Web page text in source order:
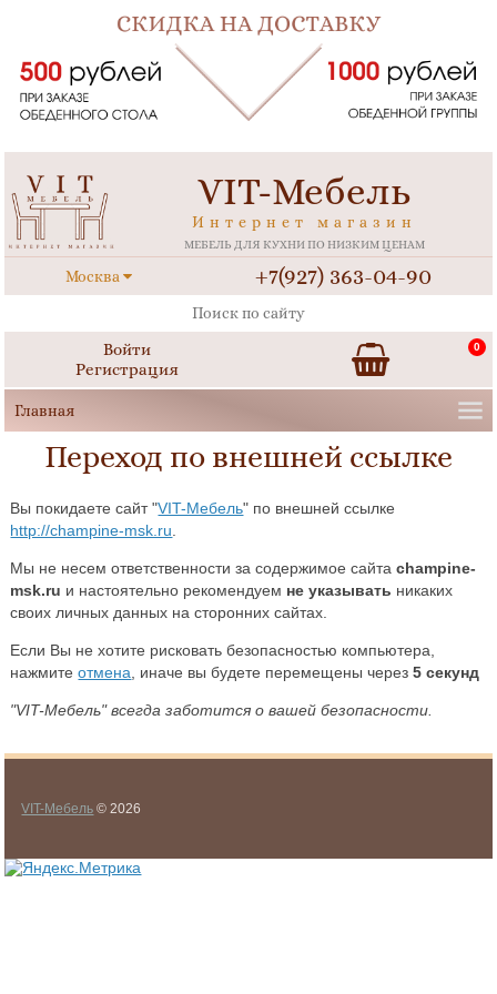
VIT-Мебель
Интернет магазин
МЕБЕЛЬ ДЛЯ КУХНИ ПО НИЗКИМ ЦЕНАМ
Москва +7(927) 363-04-90
Войти
Регистрация
0
Переход по внешней ссылке
Вы покидаете сайт "VIT-Мебель" по внешней ссылке
http://champine-msk.ru
Мы не несем ответственности за содержимое сайтаchampine-
msk.ru и настоятельно рекомендуем не указывать никаких
своих личных данных на сторонних сайтах.
Если Вы не хотите рисковать безопасностью компьютера,
нажмитеотмена , иначе вы будете перемещены через5 секунд
"VIT-Мебель" всегда заботится о вашей безопасности.
VIT-Мебель © 2026